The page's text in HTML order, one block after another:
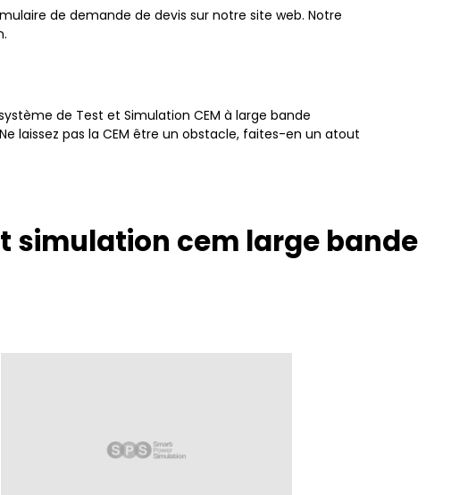
de demande de devis sur notre site web. Notre
de Test et Simulation CEM à large bande
laissez pas la CEM être un obstacle, faites-en un atout
simulation cem large bande